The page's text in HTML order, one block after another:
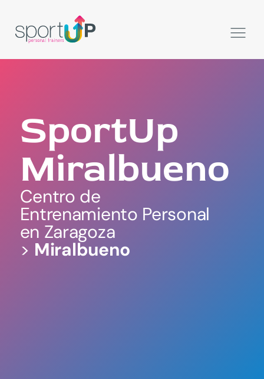
SportUp
Miralbueno
Centro de
Entrenamiento Personal
en Zaragoza
> Miralbueno